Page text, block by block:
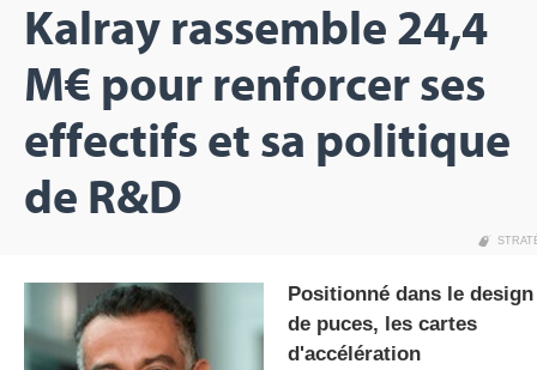
Inscription
Kalray rassemble 24,4
M€ pour renforcer ses
effectifs et sa politique
de R&D
Positionné dans le design
de puces, les cartes
d'accélération